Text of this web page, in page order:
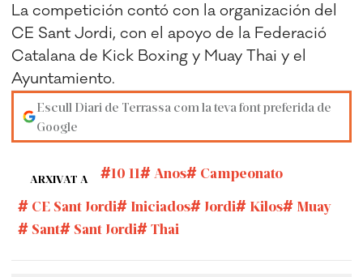
La competición contó con la organización del
CE Sant Jordi, con el apoyo de la Federació
Catalana de Kick Boxing y Muay Thai y el
Ayuntamiento.
Escull Diari de Terrassa com la teva font preferida de
Google
ARXIVAT A 10 11 Anos
Campeonato
CE Sant Jordi
Iniciados Jordi Kilos
Muay
Sant
Sant Jordi Thai